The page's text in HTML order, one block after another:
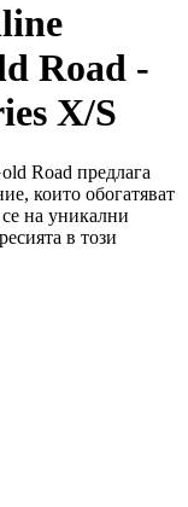
Road -
X/S
Road предлага
които обогатяват
на уникални
в този